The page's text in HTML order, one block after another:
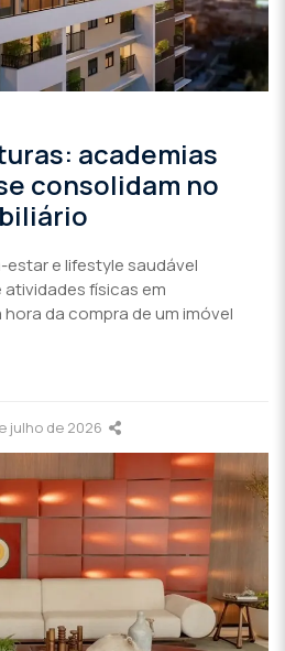
academias
consolidam no
estar e lifestyle saudável
físicas em
da compra de um imóvel
julho de 2026